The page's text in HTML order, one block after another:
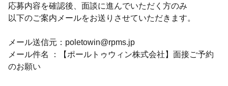
応募内容を確認後、面談に進んでいただく方のみ
以下のご案内メールをお送りさせていただきます。
メール送信元：poletowin@rpms.jp
メール件名 ：【ポールトゥウィン株式会社】面接ご予約
のお願い